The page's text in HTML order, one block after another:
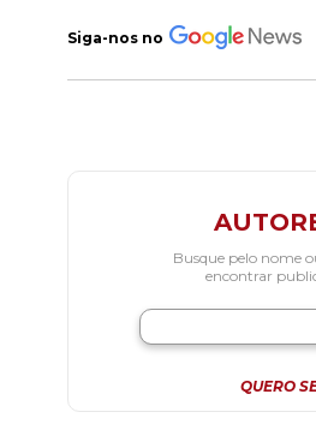
Siga-nos no
Busque pelo nome
encontrar
QUERO